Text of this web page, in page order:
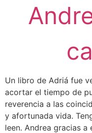
Un libro de Adriá fue
acortar el tiempo de
reverencia a las
y afortunada vida.
leen. Andrea gracias